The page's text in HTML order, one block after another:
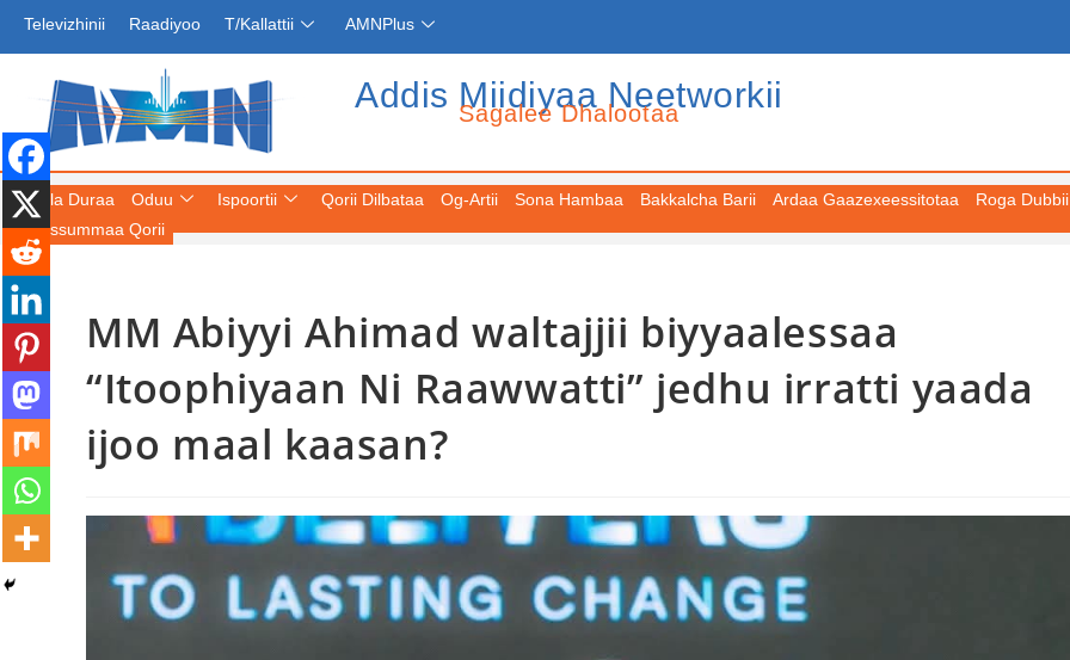
Televizhinii Raadiyoo T/Kallattii AMNPlus
Addis Miidiyaa Neetworkii
Sagalee Dhalootaa
Fuula Duraa Oduu
Dooktar Abiyyi Terminaala Haaraa
Buufata Xiyyaaraa Dajjaazmaach Balaay
Dooktar Abiyyi Ahimad fi Giiftii Duree
Zinnaash Taayyaachoo dabalee
Ispoortii Qorii Dilbataa Og-Artii Sona Hambaa Bakkalcha Barii Ardaa Gaazexeessitotaa
Roga Dubbii
Keessummaa Qorii
MM Abiyyi Ahimad waltajjii biyyaalessaa
“Itoophiyaan Ni Raawwatti” jedhu irratti yaada
ijoo maal kaasan?